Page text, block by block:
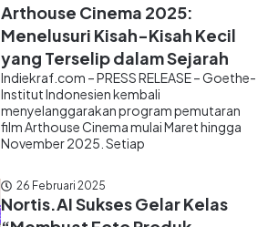
Arthouse Cinema 2025:
Menelusuri Kisah-Kisah Kecil
yang Terselip dalam Sejarah
Indiekraf.com – PRESS RELEASE – Goethe-
Institut Indonesien kembali
menyelanggarakan program pemutaran
film Arthouse Cinema mulai Maret hingga
November 2025. Setiap
26 Februari 2025
Nortis.AI Sukses Gelar Kelas